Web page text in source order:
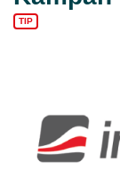
TIP